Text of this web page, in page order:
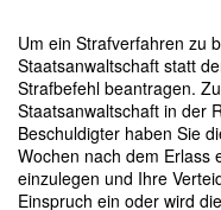
Um ein Strafverfahren zu
Staatsanwaltschaft statt
Strafbefehl beantragen.
Staatsanwaltschaft in der
Beschuldigter haben Sie
Wochen nach dem Erlass
einzulegen und Ihre
Einspruch ein oder wird